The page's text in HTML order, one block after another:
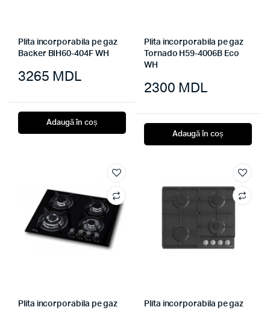
Plita incorporabila pe gaz
Backer BIH60-404F WH
3265 MDL
Adaugă în coș
Plita incorporabila pe gaz
Tornado H59-4006B Eco
WH
2300 MDL
Adaugă în coș
Plita incorporabila pe gaz Plita incorporabila pe gaz